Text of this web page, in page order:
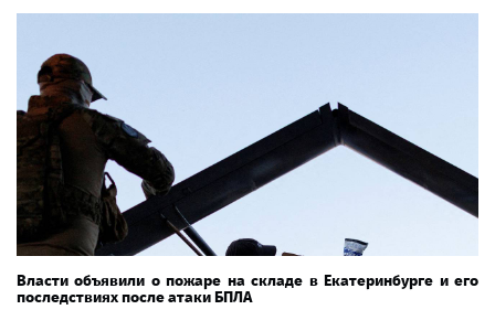
Власти объявили о пожаре на складе в Екатеринбурге и его
последствиях после атаки БПЛА